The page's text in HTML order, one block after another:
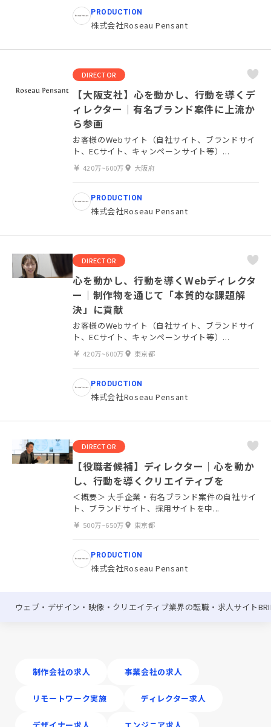
PRODUCTION
株式会社Roseau Pensant
DIRECTOR
【大阪支社】心を動かし、行動を導くデ
ィレクター｜有名ブランド案件に上流か
ら参画
お客様のWebサイト（自社サイト、ブランドサイ
ト、ECサイト、キャンペーンサイト等）...
420万~600万 大阪府
PRODUCTION
株式会社Roseau Pensant
DIRECTOR
心を動かし、行動を導くWebディレクタ
ー｜制作物を通じて「本質的な課題解
決」に貢献
お客様のWebサイト（自社サイト、ブランドサイ
ト、ECサイト、キャンペーンサイト等）...
420万~600万 東京都
PRODUCTION
株式会社Roseau Pensant
DIRECTOR
【役職者候補】ディレクター｜心を動か
し、行動を導くクリエイティブを
＜概要＞ 大手企業・有名ブランド案件の自社サイ
ト、ブランドサイト、採用サイトを中...
500万~650万 東京都
PRODUCTION
株式会社Roseau Pensant
ウェブ・デザイン・映像・クリエイティブ業界の転職・求人サイト
制作会社の求人 事業会社の求人
リモートワーク実施 ディレクター求人